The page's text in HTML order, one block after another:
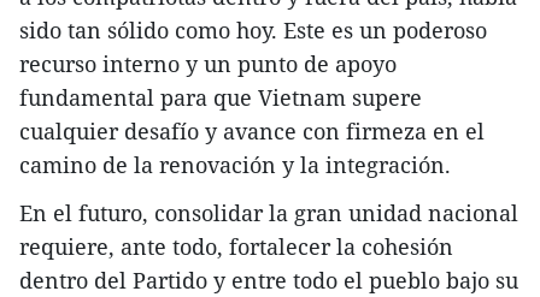
sido tan sólido como hoy. Este es un poderoso
recurso interno y un punto de apoyo
fundamental para que Vietnam supere
cualquier desafío y avance con firmeza en el
camino de la renovación y la integración.
En el futuro, consolidar la gran unidad nacional
requiere, ante todo, fortalecer la cohesión
dentro del Partido y entre todo el pueblo bajo su